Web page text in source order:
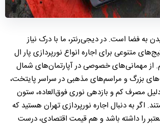
به فضا است. در دیجی‌رنتر، ما با درک نیاز
متنوعی برای اجاره انواع نورپردازی پار ال
از مهمانی‌های خصوصی در آپارتمان‌های شمال
بزرگ و مراسم‌های مذهبی در سراسر پایتخت،
مصرف کم و بازدهی نوری فوق‌العاده، ستون
اگر به دنبال اجاره نورپردازی تهران هستید که
را داشته باشد و هم قیمت اقتصادی، درست